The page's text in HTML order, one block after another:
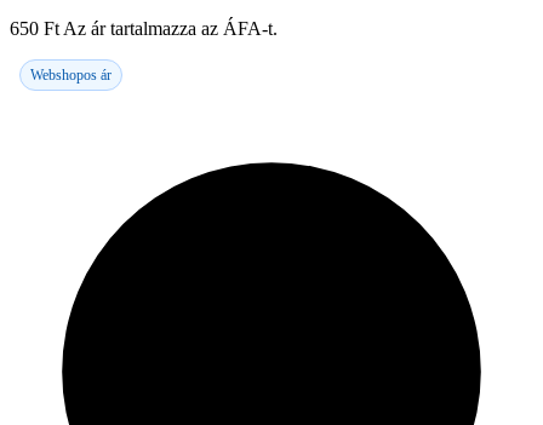
650 Ft Az ár tartalmazza az ÁFA-t.
Webshopos ár